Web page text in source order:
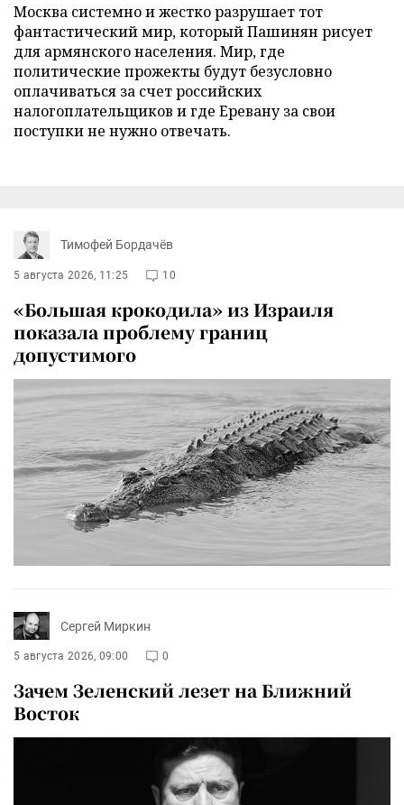
Москва системно и жестко разрушает тот
фантастический мир, который Пашинян рисует
для армянского населения. Мир, где
политические прожекты будут безусловно
оплачиваться за счет российских
налогоплательщиков и где Еревану за свои
поступки не нужно отвечать.
Тимофей Бордачёв
5 августа 2026, 11:25 10
«Большая крокодила» из Израиля
показала проблему границ
допустимого
Сергей Миркин
5 августа 2026, 09:00 0
Зачем Зеленский лезет на Ближний
Восток